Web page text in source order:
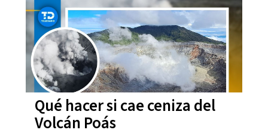
Qué hacer si cae ceniza del
Volcán Poás